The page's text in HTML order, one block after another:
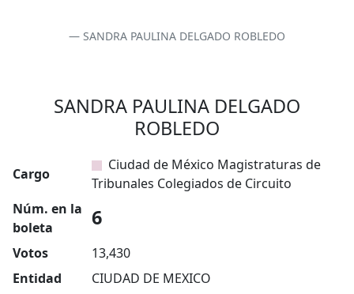
SANDRA PAULINA DELGADO ROBLEDO
SANDRA PAULINA DELGADO
ROBLEDO
Cargo
Ciudad de México Magistraturas de
Tribunales Colegiados de Circuito
Núm. en la
boleta
6
Votos
13,430
Entidad
CIUDAD DE MEXICO